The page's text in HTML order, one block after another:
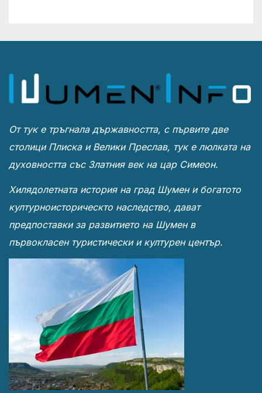
От тук е тръгнала държавността, с първите две
столици Плиска и Велики Преслав, тук е люлката на
духовността със Златния век на цар Симеон.
Хилядолетната история на град Шумен и богатото
културноисторическто наследство, дават
предпоставки за развитието на Шумен в
първокласен туристически и културен център.